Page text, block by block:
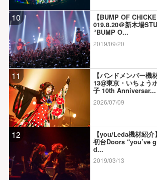
10
【BUMP OF
019.8.20＠新木場
“BUMP O...
2019/09/20
11
【バンドメンバー機
13@東京・いちょう
子 10th Anniversar...
2026/07/09
12
【you/Leda機材紹
初台Doors “you’ve
d...
2019/03/13